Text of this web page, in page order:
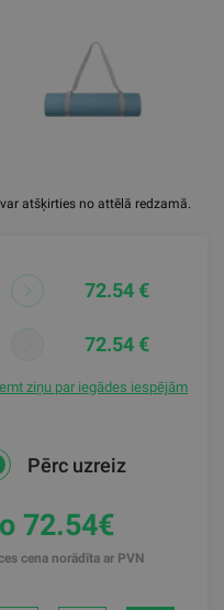
atšķirties no attēlā redzamā.
72.54 €
72.54 €
ziņu par iegādes iespējām
Pērc uzreiz
72.54€
cena norādīta ar PVN